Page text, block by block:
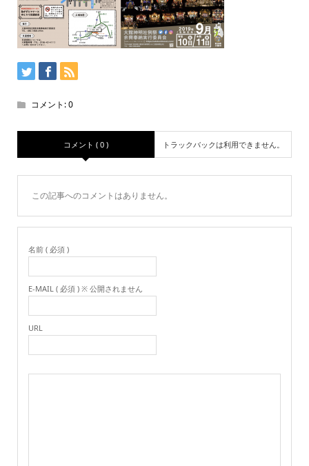
コメント:0
コメント ( 0 ) トラックバックは利用できません。
この記事へのコメントはありません。
名前 ( 必須 )
E-MAIL ( 必須 ) ※ 公開されません
URL